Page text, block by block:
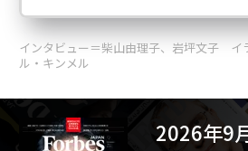
インタビュー＝柴山由理子、岩坪文子 イ
ル・キンメル
2026年9